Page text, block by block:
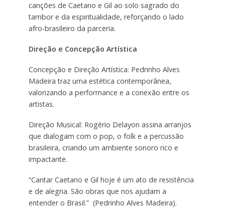
canções de Caetano e Gil ao solo sagrado do
tambor e da espiritualidade, reforçando o lado
afro-brasileiro da parceria.
Direção e Concepção Artística
Concepção e Direção Artística: Pedrinho Alves
Madeira traz uma estética contemporânea,
valorizando a performance e a conexão entre os
artistas.
Direção Musical: Rogério Delayon assina arranjos
que dialogam com o pop, o folk e a percussão
brasileira, criando um ambiente sonoro rico e
impactante.
“Cantar Caetano e Gil hoje é um ato de resistência
e de alegria. São obras que nos ajudam a
entender o Brasil.” (Pedrinho Alves Madeira).